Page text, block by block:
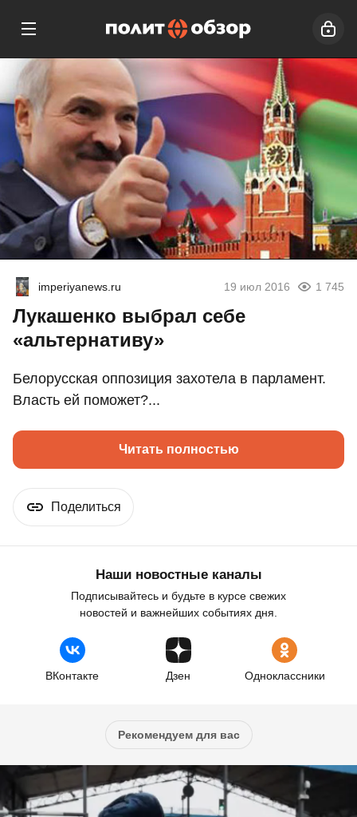
imperiyanews.ru 19 июл 2016 1 745
Лукашенко выбрал себе
«альтернативу»
Белорусская оппозиция захотела в парламент.
Власть ей поможет?...
Читать полностью
Поделиться
Наши новостные каналы
Подписывайтесь и будьте в курсе свежих
новостей и важнейших событиях дня.
ВКонтакте Дзен Одноклассники
Рекомендуем для вас